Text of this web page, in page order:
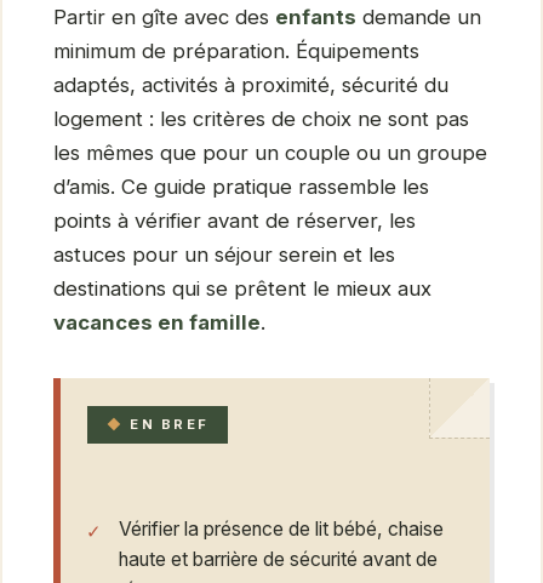
Partir en gîte avec des enfants demande un
minimum de préparation. Équipements
adaptés, activités à proximité, sécurité du
logement : les critères de choix ne sont pas
les mêmes que pour un couple ou un groupe
d’amis. Ce guide pratique rassemble les
points à vérifier avant de réserver, les
astuces pour un séjour serein et les
destinations qui se prêtent le mieux aux
vacances en famille.
EN BREF
Vérifier la présence de lit bébé, chaise
haute et barrière de sécurité avant de